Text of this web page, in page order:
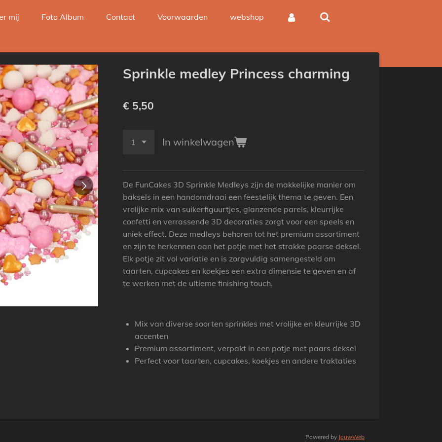
mij Foto Album Contact Voorwaarden webshop
Sprinkle medley Princess charming
€ 5,50
In winkelwagen
De FunCakes 3D Sprinkle Medleys zijn de makkelijke manier om
baksels in een handomdraai een feestelijk thema te geven. Een
vrolijke mix van suikerfiguurtjes, glanzende parels, kleurrijke
confetti en verrassende 3D decoraties zorgt voor een speels en
uniek effect. Deze medleys behoren tot het premium assortiment
en zijn te herkennen aan het potje met het strakke paarse deksel.
Elk potje zit vol variatie en is zorgvuldig samengesteld om
taarten, cupcakes en koekjes een extra dimensie te geven en af
te werken met de ultieme finishing touch.
Mix van diverse soorten sprinkles met vrolijke en kleurrijke 3D
accenten
Premium assortiment, verpakt in een potje met paars deksel
Perfect voor taarten, cupcakes, koekjes en andere traktaties
Powered by JouwWeb